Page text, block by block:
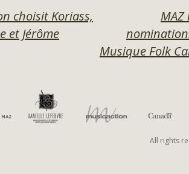
choisit Koriass,
et Jérôme
Musique Folk
All rights